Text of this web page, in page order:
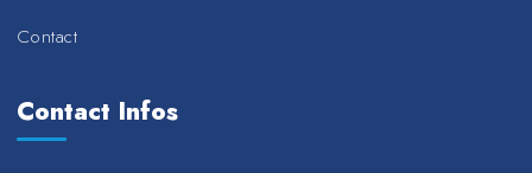
Contact
Contact Infos